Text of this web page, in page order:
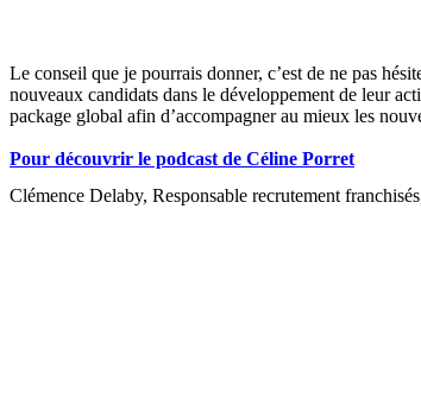
Le conseil que je pourrais donner, c’est de ne pas
nouveaux candidats dans le développement de leur
package global afin d’accompagner au mieux les
Pour découvrir le podcast de Céline Porret
Clémence Delaby, Responsable recrutement